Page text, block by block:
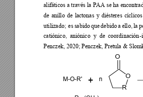
alifáticos a través la PAA se ha
de anillo de lactonas y diésteres cí
utilizado; es sabido quedebido a ello, la
catiónico,  aniónico  y  de  coordinación-
Penczek, 2020; Penczek, Pretula &
M-O-R' + n
O
R
O